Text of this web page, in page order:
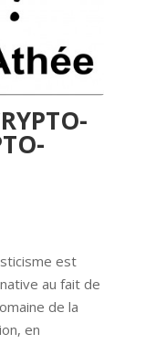
est
au fait de
de la
en